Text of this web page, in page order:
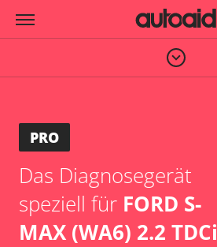
PRO
Das Diagnosegerät
speziell für FORD S-
MAX (WA6) 2.2 TDCi